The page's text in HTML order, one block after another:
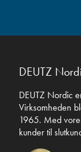
DEUTZ
DEUTZ Nordic
Virksomheden
1965. Med
kunder til